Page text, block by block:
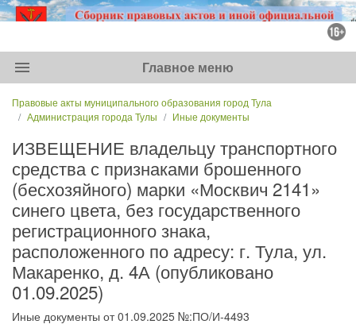
menu Главное меню
Правовые акты муниципального образования город Тула
Администрация города Тулы
Иные документы
ИЗВЕЩЕНИЕ владельцу транспортного
средства с признаками брошенного
(бесхозяйного) марки «Москвич 2141»
синего цвета, без государственного
регистрационного знака,
расположенного по адресу: г. Тула, ул.
Макаренко, д. 4А (опубликовано
01.09.2025)
Иные документы от 01.09.2025 №:ПО/И-4493